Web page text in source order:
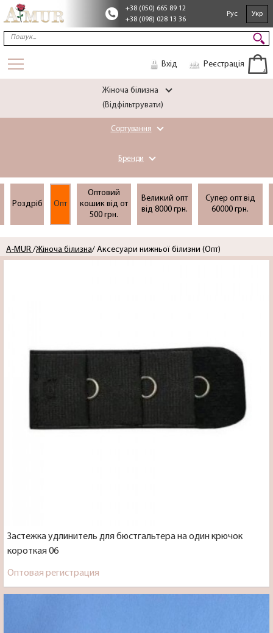
+38 (050) 665 89 12
+38 (098) 028 13 36
Рус Укр
Вхід Реєстрація
Жіноча білизна
(Відфільтрувати)
Сортування
Бренди
Роздріб Опт
Оптовий
кошик вiд от
500 грн.
Великий опт
вiд 8000 грн.
Супер опт вiд
60000 грн.
A-MUR /Жіноча білизна/ Аксесуари нижньої білизни (Опт)
Застежка удлинитель для бюстгальтера на один крючок
короткая 06
Оптовая регистрация